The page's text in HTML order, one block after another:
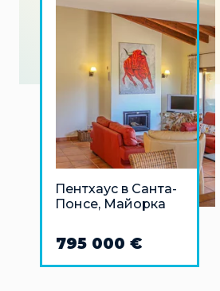
Пентхаус в Санта-
Понсе, Майорка
795 000 €